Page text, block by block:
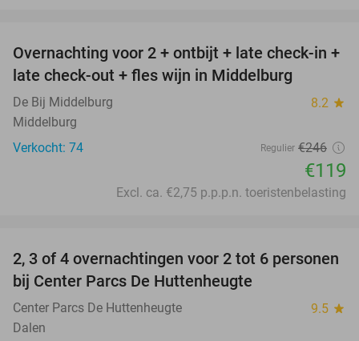
52%
Overnachting voor 2 + ontbijt + late check-in +
late check-out + fles wijn in Middelburg
De Bij Middelburg 8.2 star
Middelburg
Verkocht: 74
Regulier €246
€119
Excl. ca. €2,75 p.p.p.n. toeristenbelasting
15%
2, 3 of 4 overnachtingen voor 2 tot 6 personen
bij Center Parcs De Huttenheugte
Center Parcs De Huttenheugte 9.5 star
Dalen